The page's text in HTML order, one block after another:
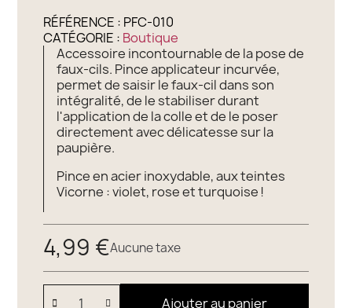
RÉFÉRENCE : PFC-010
CATÉGORIE : Boutique
Accessoire incontournable de la pose de
faux-cils. Pince applicateur incurvée,
permet de saisir le faux-cil dans son
intégralité, de le stabiliser durant
l'application de la colle et de le poser
directement avec délicatesse sur la
paupière.
Pince en acier inoxydable, aux teintes
Vicorne : violet, rose et turquoise !
4,99 €Aucune taxe
Ajouter au panier